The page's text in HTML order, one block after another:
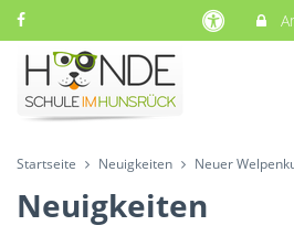
Startseite Neuigkeiten Neuer
Neuigkeiten